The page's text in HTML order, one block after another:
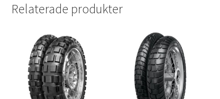
Relaterade produkter